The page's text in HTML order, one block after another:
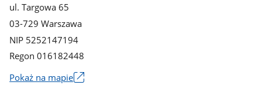
ul. Targowa 65
03-729 Warszawa
NIP 5252147194
Regon 016182448
Pokaż na mapie